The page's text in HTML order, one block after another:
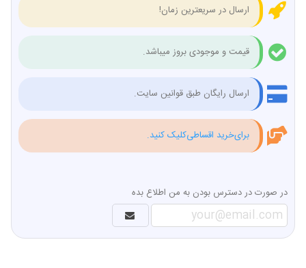
ارسال در سریعترین زمان!
قیمت و موجودی بروز میباشد.
ارسال رایگان طبق قوانین سایت.
برای‌خرید اقساطی‌کلیک کنید.
در صورت در دسترس بودن به من اطلاع بده